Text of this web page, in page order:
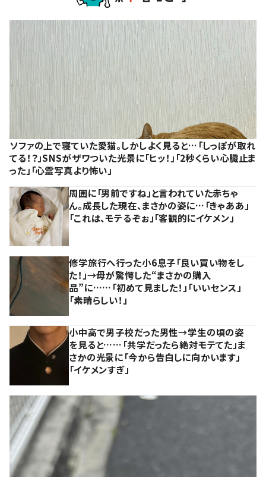
ソファの上で寝ていた愛猫。しかしよく見ると…「しっぽが取れ
てる！？」SNSがザワついた光景に「ヒッ！」「2秒くらい心臓止ま
った」「心霊写真より怖い」
周囲に「男前ですね」と言われていた赤ちゃ
ん。成長した現在、まさかの姿に…「きゃああ」
「これは、モテるぞぉ」「客観的にイケメン」
修学旅行へ行った小6息子「良い買い物をし
た！」→母が驚愕した“まさかの購入
品”に……「初めて見ました！」「いいセンス」
「素晴らしい！」
小中高で男子校だった男性→学生の頃の姿
を見ると……「共学だったら絶対モテてた」ま
さかの光景に「今から告白しに向かいます」
「イケメンすぎ」